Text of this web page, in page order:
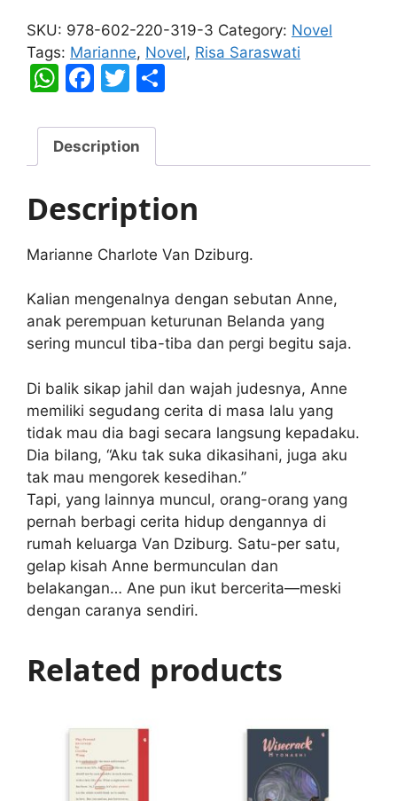
quantity
SKU: 978-602-220-319-3 Category: Novel
Tags: Marianne, Novel, Risa Saraswati
W
at
s
p
p
F
c
e
o
o
T
itt
er e
Description
Description
Marianne Charlote Van Dziburg.
Kalian mengenalnya dengan sebutan Anne,
anak perempuan keturunan Belanda yang
sering muncul tiba-tiba dan pergi begitu saja.
Di balik sikap jahil dan wajah judesnya, Anne
memiliki segudang cerita di masa lalu yang
tidak mau dia bagi secara langsung kepadaku.
Dia bilang, “Aku tak suka dikasihani, juga aku
tak mau mengorek kesedihan.”
Tapi, yang lainnya muncul, orang-orang yang
pernah berbagi cerita hidup dengannya di
rumah keluarga Van Dziburg. Satu-per satu,
gelap kisah Anne bermunculan dan
belakangan… Ane pun ikut bercerita—meski
dengan caranya sendiri.
Related products